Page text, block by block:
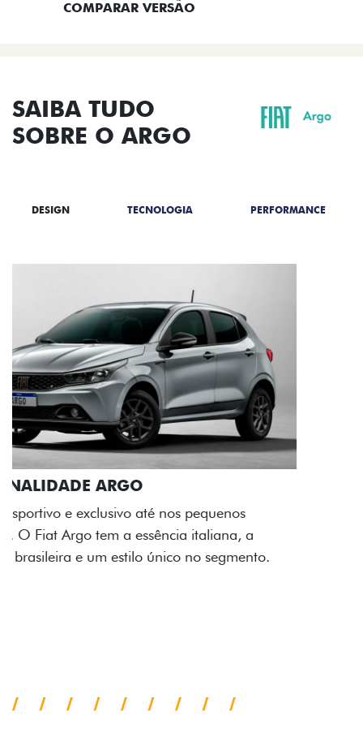
COMPARAR VERSÃO
SAIBA TUDO
SOBRE O ARGO
DESIGN TECNOLOGIA PERFORMANCE
ACABAMENTO E DESIGN INTERNO
A flag italiana e o novo logo Fiat também aparecem
no interior do carro, que possui acabamento
impecável e detalhes escurecidos.